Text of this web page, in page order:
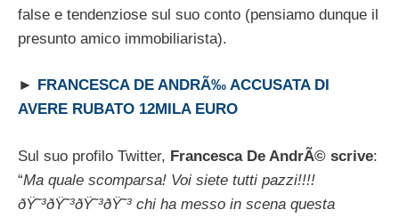
false e tendenziose sul suo conto (pensiamo dunque il
presunto amico immobiliarista).
► FRANCESCA DE ANDRÃ‰ ACCUSATA DI
AVERE RUBATO 12MILA EURO
Sul suo profilo Twitter, Francesca De AndrÃ© scrive:
“Ma quale scomparsa! Voi siete tutti pazzi!!!!
ðŸ˜³ðŸ˜³ðŸ˜³ðŸ˜³ chi ha messo in scena questa